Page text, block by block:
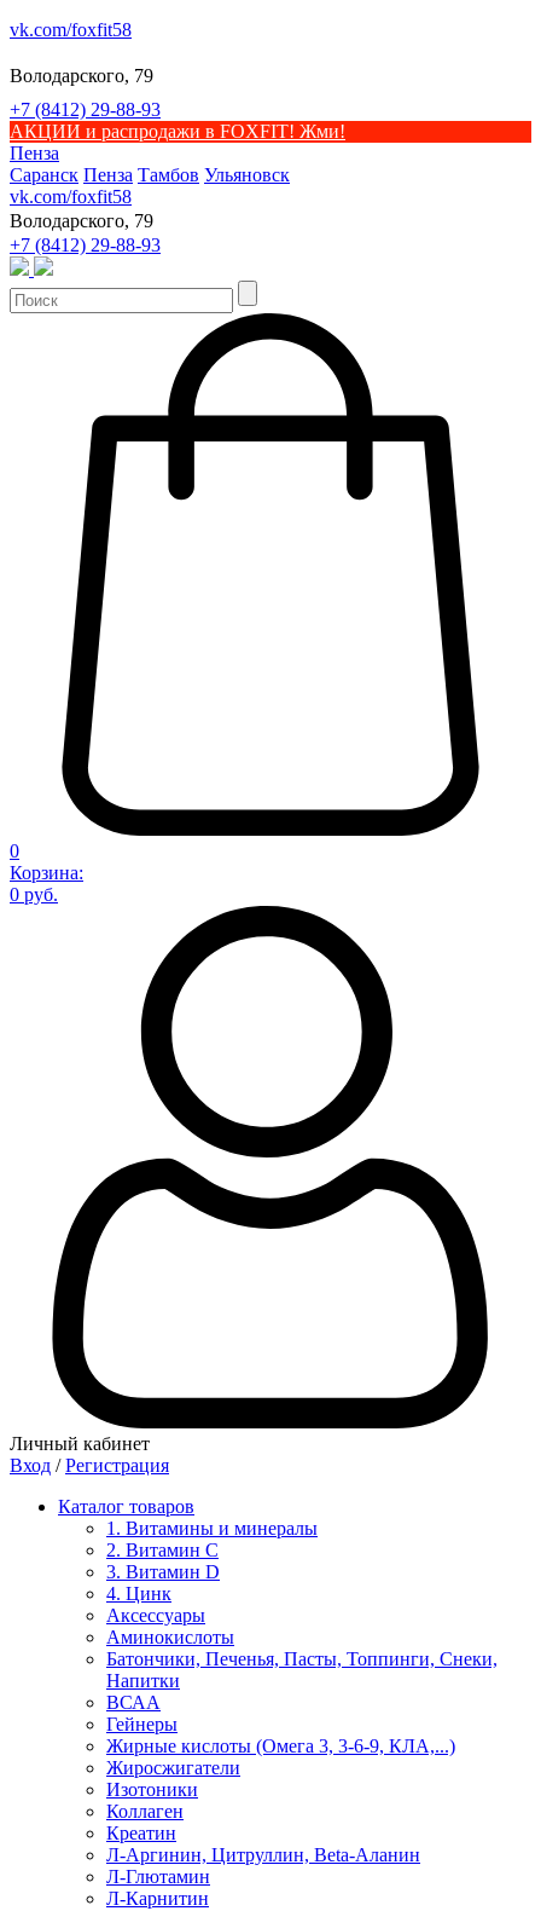
vk.com/foxfit58
Володарского, 79
+7 (8412) 29-88-93
АКЦИИ и распродажи в FOXFIT! Жми!
Пенза
Саранск Пенза Тамбов Ульяновск
vk.com/foxfit58
Володарского, 79
+7 (8412) 29-88-93
0
Корзина:
0 руб.
Личный кабинет
Вход / Регистрация
Каталог товаров
1. Витамины и минералы
2. Витамин С
3. Витамин D
4. Цинк
Аксессуары
Аминокислоты
Батончики, Печенья, Пасты, Топпинги, Снеки,
Напитки
ВСАА
Гейнеры
Жирные кислоты (Омега 3, 3-6-9, КЛА,...)
Жиросжигатели
Изотоники
Коллаген
Креатин
Л-Аргинин, Цитруллин, Beta-Аланин
Л-Глютамин
Л-Карнитин